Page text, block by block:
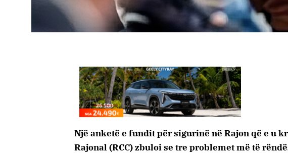
Një anketë e fundit për sigurinë në Rajon që e u
Rajonal (RCC) zbuloi se tre problemet më të